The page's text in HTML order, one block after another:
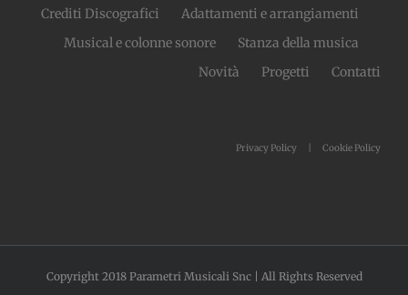
Crediti Discografici
Adattamenti e arrangiamenti
Musical e colonne sonore
Stanza della musica
Novità
Progetti Contatti
Privacy Policy Cookie Policy
Copyright 2018 Parametri Musicali Snc | All Rights Reserved